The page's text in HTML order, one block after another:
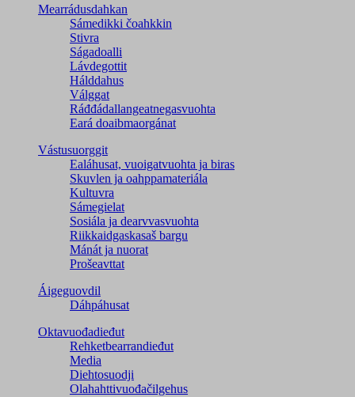
Mearrádusdahkan
Sámedikki čoahkkin
Stivra
Ságadoalli
Lávdegottit
Hálddahus
Válggat
Ráđđádallangeatnegas­vuohta
Eará doaibmaorgánat
Vástusuorggit
Ealáhusat, vuoigatvuohta ja biras
Skuvlen ja oahppamateriála
Kultuvra
Sámegielat
Sosiála ja dearvvasvuohta
Riikkaidgaskasaš bargu
Mánát ja nuorat
Prošeavttat
Áigeguovdil
Dáhpáhusat
Oktavuođadieđut
Rehketbearrandieđut
Media
Diehtosuodji
Olahahttivuođačilgehus